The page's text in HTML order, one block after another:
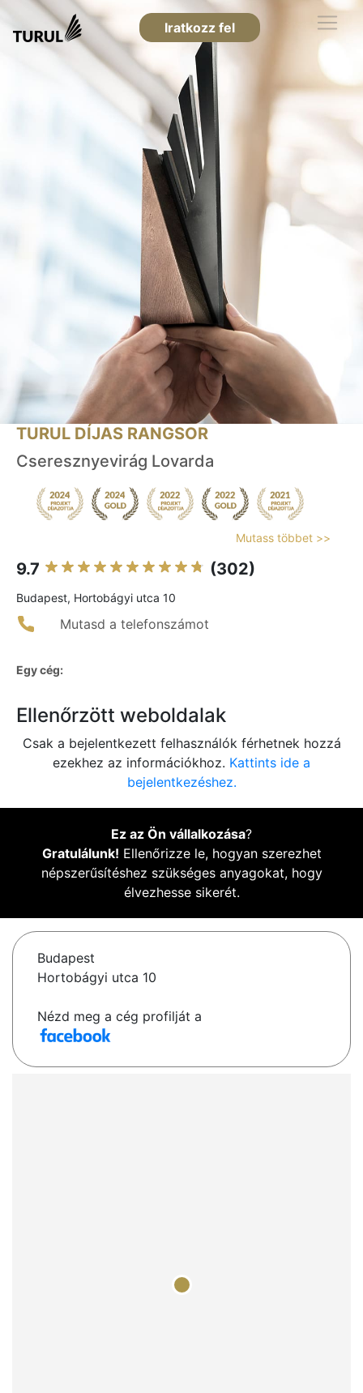
Iratkozz fel
TURUL DÍJAS RANGSOR
Cseresznyevirág Lovarda
Mutass többet >>
9.7 (302)
Budapest, Hortobágyi utca 10
Mutasd a telefonszámot
Egy cég:
Ellenőrzött weboldalak
Csak a bejelentkezett felhasználók férhetnek hozzá
ezekhez az információkhoz. Kattints ide a
bejelentkezéshez.
Ez az Ön vállalkozása?
Gratulálunk! Ellenőrizze le, hogyan szerezhet
népszerűsítéshez szükséges anyagokat, hogy
élvezhesse sikerét.
Budapest
Hortobágyi utca 10
Nézd meg a cég profilját a